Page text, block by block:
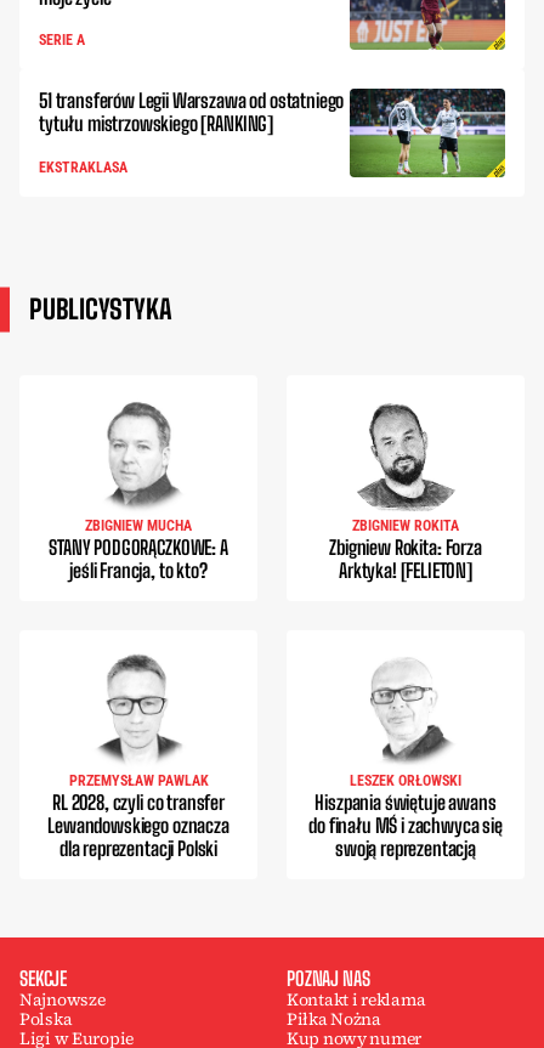
SERIE A
51 transferów Legii Warszawa od ostatniego
tytułu mistrzowskiego [RANKING]
EKSTRAKLASA
PUBLICYSTYKA
ZBIGNIEW MUCHA
STANY PODGORĄCZKOWE: A
jeśli Francja, to kto?
ZBIGNIEW ROKITA
Zbigniew Rokita: Forza
Arktyka! [FELIETON]
PRZEMYSŁAW PAWLAK
RL 2028, czyli co transfer
Lewandowskiego oznacza
dla reprezentacji Polski
LESZEK ORŁOWSKI
Hiszpania świętuje awans
do finału MŚ i zachwyca się
swoją reprezentacją
SEKCJE
Najnowsze
Polska
Ligi w Europie
POZNAJ NAS
Kontakt i reklama
Piłka Nożna
Kup nowy numer